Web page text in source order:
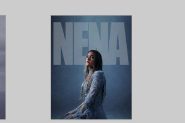
C.CULTURAL CALDAS
RAINHA
MAIS INFO
COMPRAR